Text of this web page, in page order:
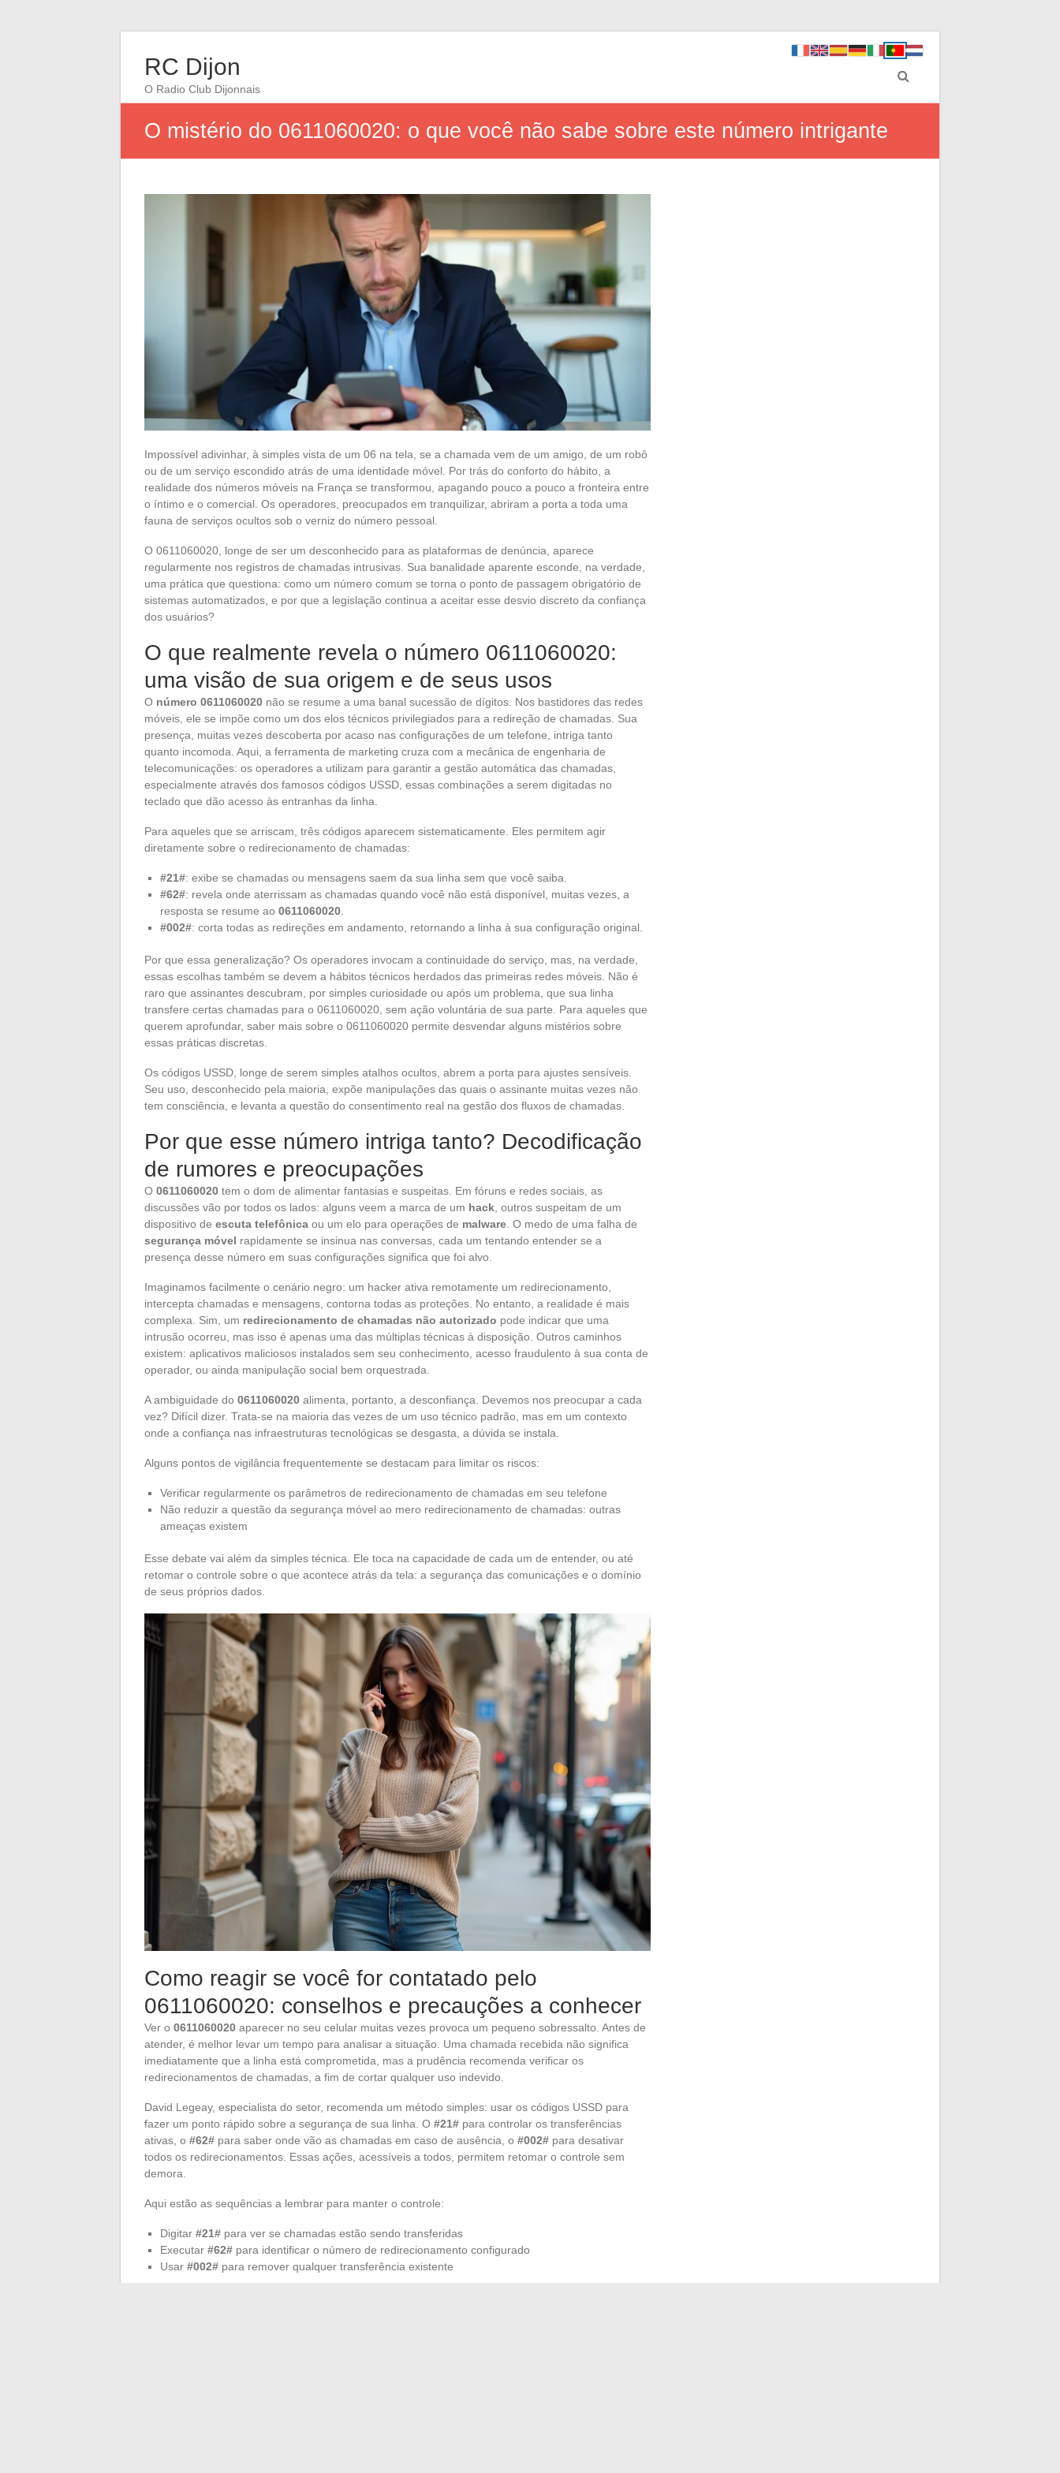
RC Dijon
O Radio Club Dijonnais
O mistério do 0611060020: o que você não sabe sobre este número intrigante
Impossível adivinhar, à simples vista de um 06 na tela, se a chamada vem de um amigo, de um robô
ou de um serviço escondido atrás de uma identidade móvel. Por trás do conforto do hábito, a
realidade dos números móveis na França se transformou, apagando pouco a pouco a fronteira entre
o íntimo e o comercial. Os operadores, preocupados em tranquilizar, abriram a porta a toda uma
fauna de serviços ocultos sob o verniz do número pessoal.
O 0611060020, longe de ser um desconhecido para as plataformas de denúncia, aparece
regularmente nos registros de chamadas intrusivas. Sua banalidade aparente esconde, na verdade,
uma prática que questiona: como um número comum se torna o ponto de passagem obrigatório de
sistemas automatizados, e por que a legislação continua a aceitar esse desvio discreto da confiança
dos usuários?
O que realmente revela o número 0611060020:
uma visão de sua origem e de seus usos
O número 0611060020 não se resume a uma banal sucessão de dígitos. Nos bastidores das redes
móveis, ele se impõe como um dos elos técnicos privilegiados para a redireção de chamadas. Sua
presença, muitas vezes descoberta por acaso nas configurações de um telefone, intriga tanto
quanto incomoda. Aqui, a ferramenta de marketing cruza com a mecânica de engenharia de
telecomunicações: os operadores a utilizam para garantir a gestão automática das chamadas,
especialmente através dos famosos códigos USSD, essas combinações a serem digitadas no
teclado que dão acesso às entranhas da linha.
Para aqueles que se arriscam, três códigos aparecem sistematicamente. Eles permitem agir
diretamente sobre o redirecionamento de chamadas:
#21#: exibe se chamadas ou mensagens saem da sua linha sem que você saiba.
#62#: revela onde aterrissam as chamadas quando você não está disponível, muitas vezes, a
resposta se resume ao 0611060020
#002#: corta todas as redireções em andamento, retornando a linha à sua configuração original.
Por que essa generalização? Os operadores invocam a continuidade do serviço, mas, na verdade,
essas escolhas também se devem a hábitos técnicos herdados das primeiras redes móveis. Não é
raro que assinantes descubram, por simples curiosidade ou após um problema, que sua linha
transfere certas chamadas para o 0611060020, sem ação voluntária de sua parte. Para aqueles que
querem aprofundar, saber mais sobre o 0611060020 permite desvendar alguns mistérios sobre
essas práticas discretas.
Os códigos USSD, longe de serem simples atalhos ocultos, abrem a porta para ajustes sensíveis.
Seu uso, desconhecido pela maioria, expõe manipulações das quais o assinante muitas vezes não
tem consciência, e levanta a questão do consentimento real na gestão dos fluxos de chamadas.
Por que esse número intriga tanto? Decodificação
de rumores e preocupações
O 0611060020 tem o dom de alimentar fantasias e suspeitas. Em fóruns e redes sociais, as
discussões vão por todos os lados: alguns veem a marca de um hack , outros suspeitam de um
dispositivo de escuta telefônica ou um elo para operações de malware . O medo de uma falha de
segurança móvel rapidamente se insinua nas conversas, cada um tentando entender se a
presença desse número em suas configurações significa que foi alvo.
Imaginamos facilmente o cenário negro: um hacker ativa remotamente um redirecionamento,
intercepta chamadas e mensagens, contorna todas as proteções. No entanto, a realidade é mais
complexa. Sim, um redirecionamento de chamadas não autorizado pode indicar que uma
intrusão ocorreu, mas isso é apenas uma das múltiplas técnicas à disposição. Outros caminhos
existem: aplicativos maliciosos instalados sem seu conhecimento, acesso fraudulento à sua conta de
operador, ou ainda manipulação social bem orquestrada.
A ambiguidade do 0611060020 alimenta, portanto, a desconfiança. Devemos nos preocupar a cada
vez? Difícil dizer. Trata-se na maioria das vezes de um uso técnico padrão, mas em um contexto
onde a confiança nas infraestruturas tecnológicas se desgasta, a dúvida se instala.
Alguns pontos de vigilância frequentemente se destacam para limitar os riscos:
Verificar regularmente os parâmetros de redirecionamento de chamadas em seu telefone
Não reduzir a questão da segurança móvel ao mero redirecionamento de chamadas: outras
ameaças existem
Esse debate vai além da simples técnica. Ele toca na capacidade de cada um de entender, ou até
retomar o controle sobre o que acontece atrás da tela: a segurança das comunicações e o domínio
de seus próprios dados.
Como reagir se você for contatado pelo
0611060020: conselhos e precauções a conhecer
Ver o 0611060020 aparecer no seu celular muitas vezes provoca um pequeno sobressalto. Antes de
atender, é melhor levar um tempo para analisar a situação. Uma chamada recebida não significa
imediatamente que a linha está comprometida, mas a prudência recomenda verificar os
redirecionamentos de chamadas, a fim de cortar qualquer uso indevido.
David Legeay, especialista do setor, recomenda um método simples: usar os códigos USSD para
fazer um ponto rápido sobre a segurança de sua linha. O #21# para controlar os transferências
ativas, o #62# para saber onde vão as chamadas em caso de ausência, o #002# para desativar
todos os redirecionamentos. Essas ações, acessíveis a todos, permitem retomar o controle sem
demora.
Aqui estão as sequências a lembrar para manter o controle:
Digitar #21# para ver se chamadas estão sendo transferidas
Executar #62# para identificar o número de redirecionamento configurado
Usar #002# para remover qualquer transferência existente